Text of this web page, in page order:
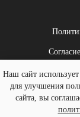
sevtrans-
Создание и
Наш сайт
для улучшения
сайта, вы